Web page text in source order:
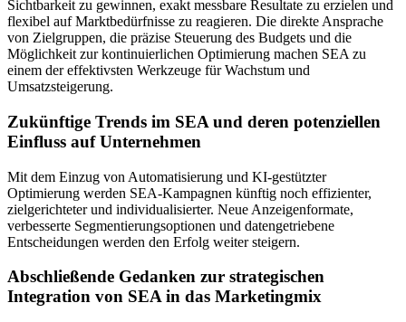
Sichtbarkeit zu gewinnen, exakt messbare Resultate zu erzielen und
flexibel auf Marktbedürfnisse zu reagieren. Die direkte Ansprache
von Zielgruppen, die präzise Steuerung des Budgets und die
Möglichkeit zur kontinuierlichen Optimierung machen SEA zu
einem der effektivsten Werkzeuge für Wachstum und
Umsatzsteigerung.
Zukünftige Trends im SEA und deren potenziellen
Einfluss auf Unternehmen
Mit dem Einzug von Automatisierung und KI-gestützter
Optimierung werden SEA-Kampagnen künftig noch effizienter,
zielgerichteter und individualisierter. Neue Anzeigenformate,
verbesserte Segmentierungsoptionen und datengetriebene
Entscheidungen werden den Erfolg weiter steigern.
Abschließende Gedanken zur strategischen
Integration von SEA in das Marketingmix